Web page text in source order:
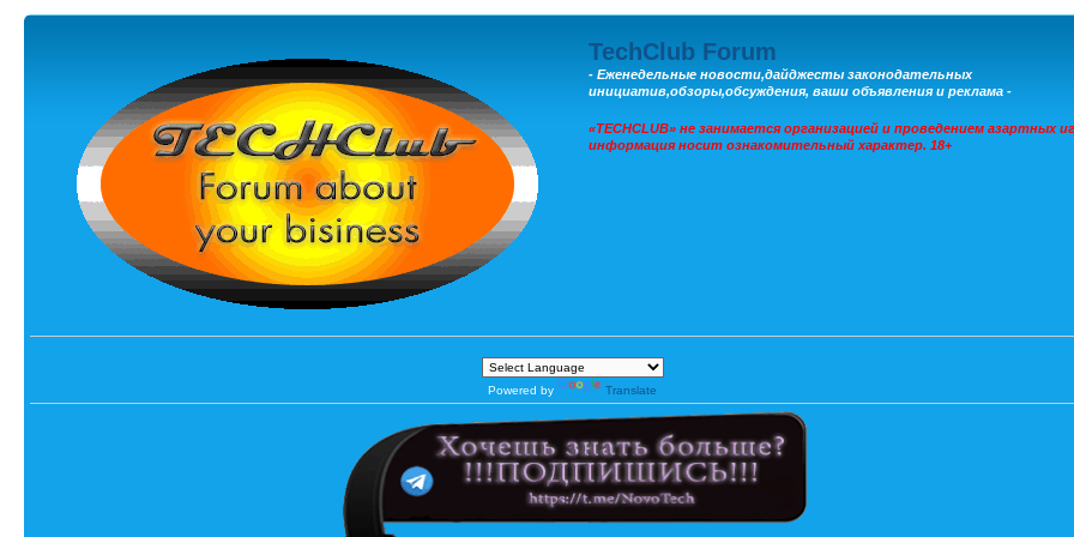
TechClub Forum
- Еженедельные новости,дайджесты законодательных
инициатив,обзоры,обсуждения, ваши объявления и реклама -
«TECHCLUB» не занимается организацией и проведением азартных
информация носит ознакомительный характер. 18+
Powered by Translate